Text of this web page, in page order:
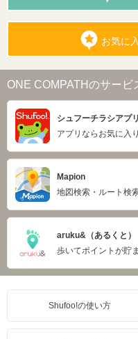
お気に
ONE COMPATHのサービ
シュフーチラシアプリ
アプリならお気に入
Mapion
地図検索・ルート検
aruku&（あるくと）
歩いてポイントが貯
Shufoo!の使い方